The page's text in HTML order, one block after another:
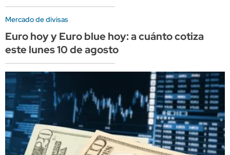
Mercado de divisas
Euro hoy y Euro blue hoy: a cuánto cotiza
este lunes 10 de agosto